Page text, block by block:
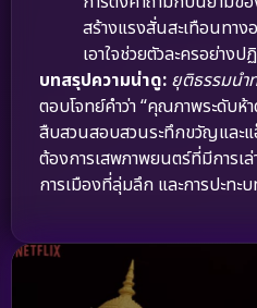
สร้างแรงสั่นสะเทือนทา
เอาใจช่วยตัวละครอย่างป
บทสรุปความน่าดู: ยุติธรรมนำ
ตอบโจทย์คำว่า “คุณภาพระดับห้
สืบสวนสอบสวนระทึกขวัญและ
ต้องการเสพภาพยนตร์ที่มีการเ
การเมืองที่ลุ่มลึก และการปะทะ